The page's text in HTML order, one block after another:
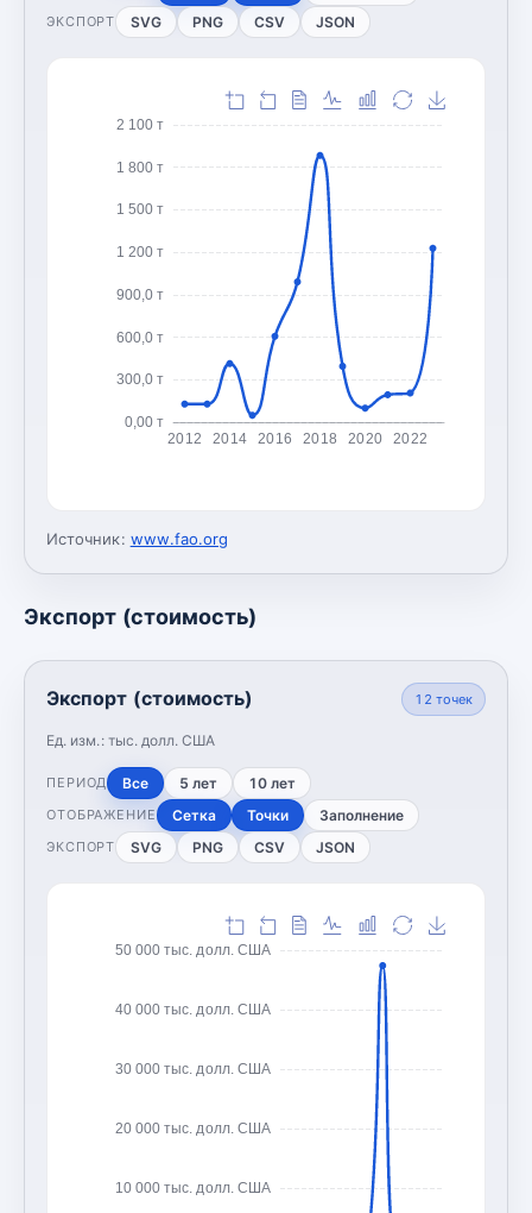
ЭКСПОРТ SVG PNG CSV JSON
0,00 т
300,0 т
600,0 т
900,0 т
1 200 т
1 500 т
1 800 т
2 100 т
2012 2014 2016 2018 2020 2022
Источник: www.fao.org
Экспорт (стоимость)
Экспорт (стоимость)
Ед. изм.: тыс. долл. США
12 точек
ПЕРИОД Все 5 лет 10 лет
ОТОБРАЖЕНИЕ Сетка Точки Заполнение
ЭКСПОРТ SVG PNG CSV JSON
10 000 тыс. долл. США
20 000 тыс. долл. США
30 000 тыс. долл. США
40 000 тыс. долл. США
50 000 тыс. долл. США